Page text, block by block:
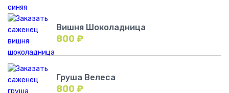
Вишня Шоколадница
800₽
Груша Велеса
800₽